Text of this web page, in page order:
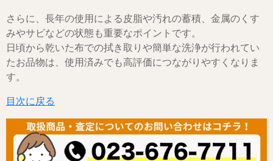
さらに、長年の使用による皮脂や汚れの蓄積、金属のくす
みやサビなどの状態も重要なポイントです。
日頃から乾いた布での拭き取りや簡単な洗浄が行われてい
たお品物は、使用済みでも高評価につながりやすくなりま
す。
目次に戻る